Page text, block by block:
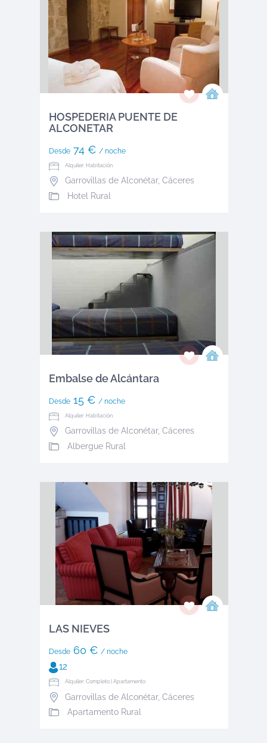
HOSPEDERIA PUENTE DE
ALCONETAR
Desde74 € / noche
Alquiler: Habitación
Garrovillas de Alconétar, Cáceres
Hotel Rural
Embalse de Alcántara
Desde15 € / noche
Alquiler: Habitación
Garrovillas de Alconétar, Cáceres
Albergue Rural
LAS NIEVES
Desde60 € / noche
12
Alquiler: Completo | Apartamento
Garrovillas de Alconétar, Cáceres
Apartamento Rural